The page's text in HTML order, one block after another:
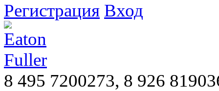
Регистрация Вход
8 495 7200273, 8 926